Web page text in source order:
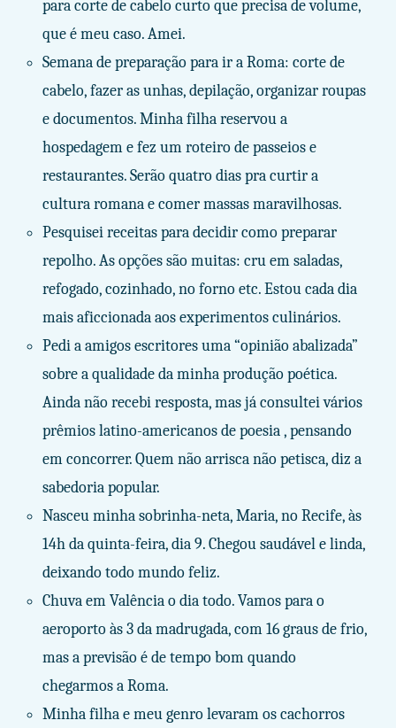
para corte de cabelo curto que precisa de volume,
que é meu caso. Amei.
Semana de preparação para ir a Roma: corte de
cabelo, fazer as unhas, depilação, organizar roupas
e documentos. Minha filha reservou a
hospedagem e fez um roteiro de passeios e
restaurantes. Serão quatro dias pra curtir a
cultura romana e comer massas maravilhosas.
Pesquisei receitas para decidir como preparar
repolho. As opções são muitas: cru em saladas,
refogado, cozinhado, no forno etc. Estou cada dia
mais aficcionada aos experimentos culinários.
Pedi a amigos escritores uma “opinião abalizada”
sobre a qualidade da minha produção poética.
Ainda não recebi resposta, mas já consultei vários
prêmios latino-americanos de poesia , pensando
em concorrer. Quem não arrisca não petisca, diz a
sabedoria popular.
Nasceu minha sobrinha-neta, Maria, no Recife, às
14h da quinta-feira, dia 9. Chegou saudável e linda,
deixando todo mundo feliz.
Chuva em Valência o dia todo. Vamos para o
aeroporto às 3 da madrugada, com 16 graus de frio,
mas a previsão é de tempo bom quando
chegarmos a Roma.
Minha filha e meu genro levaram os cachorros